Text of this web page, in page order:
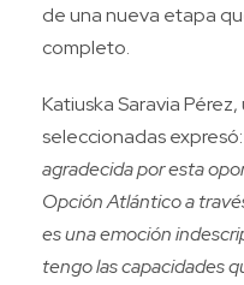
de una nueva etapa
completo.
Katiuska Saravia
seleccionadas expresó:
agradecida por esta
Opción Atlántico a
es una emoción
tengo las capacidades